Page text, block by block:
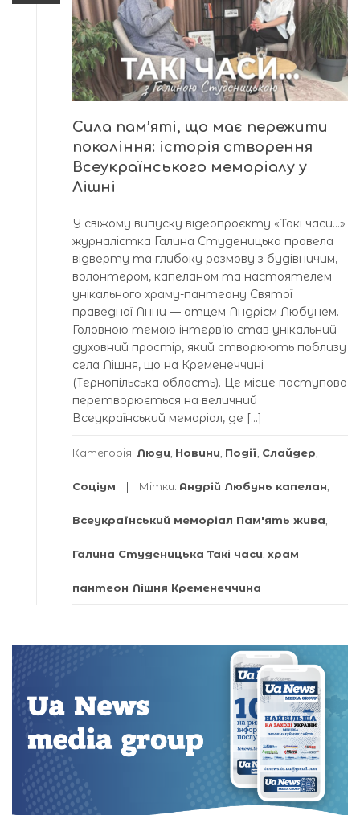
Сила пам’яті, що має пережити
покоління: історія створення
Всеукраїнського меморіалу у
Лішні
У свіжому випуску відеопроєкту «Такі часи…»
журналістка Галина Студеницька провела
відверту та глибоку розмову з будівничим,
волонтером, капеланом та настоятелем
унікального храму-пантеону Святої
праведної Анни — отцем Андрієм Любунем.
Головною темою інтерв’ю став унікальний
духовний простір, який створюють поблизу
села Лішня, що на Кременеччині
(Тернопільська область). Це місце поступово
перетворюється на величний
Всеукраїнський меморіал, де […]
Категорія: Люди Новини Події Слайдер
Соціум Мітки: Андрій Любунь капелан
Всеукраїнський меморіал Пам'ять жива
Галина Студеницька Такі часи храм
пантеон Лішня Кременеччина